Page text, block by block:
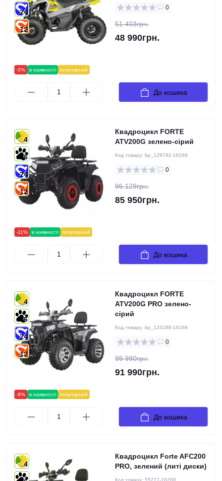
-5% в наявності популярний
24
12
0
51 403грн.
48 990грн.
До кошика
-11% в наявності популярний
4
6
24
12
Квадроцикл FORTE
ATV200G зелено-сірий
Код товару: bp_128782-16268
0
96 129грн.
85 950грн.
До кошика
-8% в наявності популярний
4
6
24
12
Квадроцикл FORTE
ATV200G PRO зелено-
сірий
Код товару: bp_133188-16268
0
99 990грн.
91 990грн.
До кошика
4
Квадроцикл Forte AFC200
PRO, зелений (литі диски)
Код товару: 55277-16268